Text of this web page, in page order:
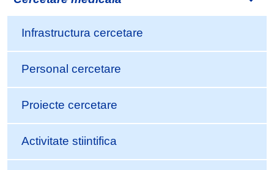
Infrastructura cercetare
Personal cercetare
Proiecte cercetare
Activitate stiintifica